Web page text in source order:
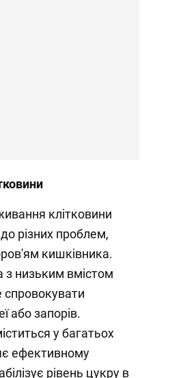
клітковини
різних проблем,
кишківника.
з низьким вмістом
або запорів.
у багатьох
ефективному
рівень цукру в